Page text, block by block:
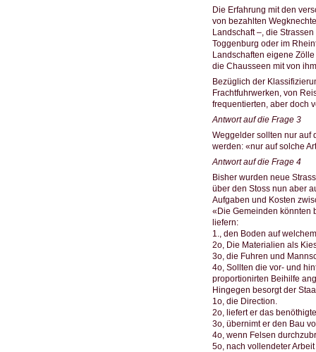
Die Erfahrung mit den
von bezahlten
Landschaft –, die
Toggenburg oder im
Landschaften eigene
die Chausseen mit von
Bezüglich der
Frachtfuhrwerken, von
frequentierten, aber doch
Antwort auf die Frage 3
Weggelder sollten nur auf
werden: «nur auf solche
Antwort auf die Frage 4
Bisher wurden neue
über den Stoss nun aber
Aufgaben und Kosten
«Die Gemeinden könnten
liefern:
1., den Boden auf
2o, Die Materialien als
3o, die Fuhren und
4o, Sollten die vor- und
proportionirten Beihilfe
Hingegen besorgt der
1o, die Direction.
2o, liefert er das
3o, übernimt er den Bau
4o, wenn Felsen
5o, nach vollendeter